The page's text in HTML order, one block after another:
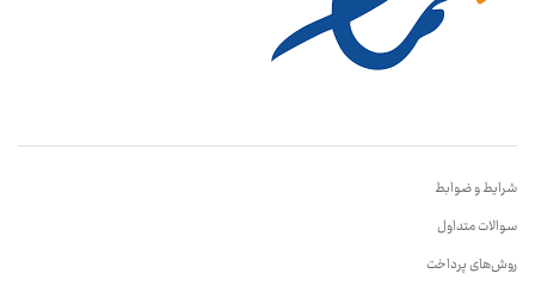
شرایط و ضوابط
سوالات متداول
روش‌های پرداخت